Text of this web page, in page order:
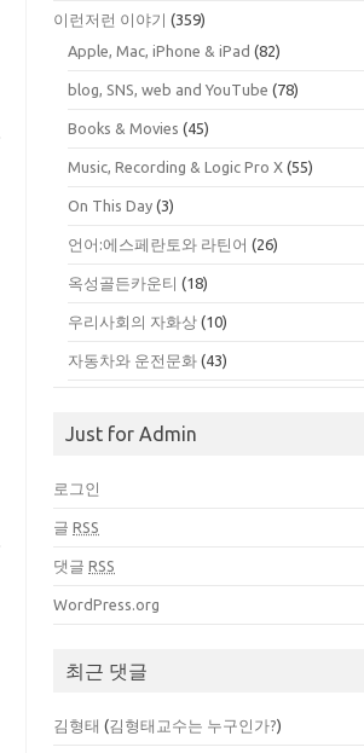
이런저런 이야기 (359)
Apple, Mac, iPhone & iPad (82)
blog, SNS, web and YouTube (78)
Books & Movies (45)
Music, Recording & Logic Pro X (55)
On This Day (3)
언어:에스페란토와 라틴어 (26)
옥성골든카운티 (18)
우리사회의 자화상 (10)
자동차와 운전문화 (43)
Just for Admin
로그인
글RSS
댓글RSS
WordPress.org
최근 댓글
김형태 (김형태교수는 누구인가?)